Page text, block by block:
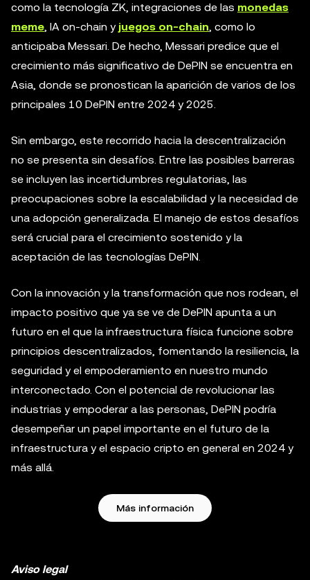
como la tecnología ZK, integraciones de las monedas
meme, IA on-chain y juegos on-chain, como lo
anticipaba Messari. De hecho, Messari predice que el
crecimiento más significativo de DePIN se encuentra en
Asia, donde se pronostican la aparición de varios de los
principales 10 DePIN entre 2024 y 2025.
Sin embargo, este recorrido hacia la descentralización
no se presenta sin desafíos. Entre las posibles barreras
se incluyen las incertidumbres regulatorias, las
preocupaciones sobre la escalabilidad y la necesidad de
una adopción generalizada. El manejo de estos desafíos
será crucial para el crecimiento sostenido y la
aceptación de las tecnologías DePIN.
Con la innovación y la transformación que nos rodean, el
impacto positivo que ya se ve de DePIN apunta a un
futuro en el que la infraestructura física funcione sobre
principios descentralizados, fomentando la resiliencia, la
seguridad y el empoderamiento en nuestro mundo
interconectado. Con el potencial de revolucionar las
industrias y empoderar a las personas, DePIN podría
desempeñar un papel importante en el futuro de la
infraestructura y el espacio cripto en general en 2024 y
más allá.
Más información
Aviso legal